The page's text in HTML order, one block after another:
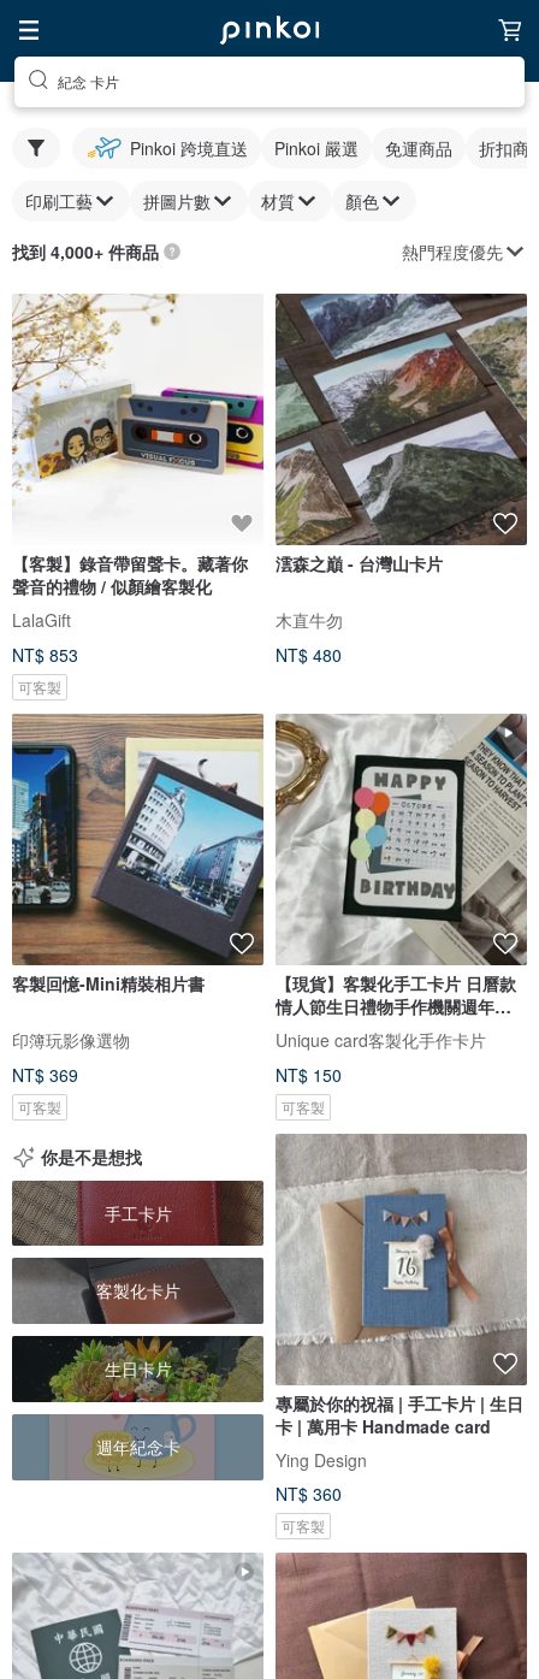
紀念 卡片
Pinkoi 跨境直送 Pinkoi 嚴選 免運商品 折扣商
印刷工藝 拼圖片數 材質 顏色
找到 4,000+ 件商品 熱門程度優先
【客製】錄音帶留聲卡。藏著你
聲音的禮物 / 似顏繪客製化
LalaGift
NT$ 853
可客製
澐森之巔 - 台灣山卡片
木直牛勿
NT$ 480
客製回憶-Mini精裝相片書
印簿玩影像選物
NT$ 369
可客製
【現貨】客製化手工卡片 日曆款
情人節生日禮物手作機關週年紀
念
Unique card客製化手作卡片
NT$ 150
可客製
你是不是想找
手工卡片
客製化卡片
生日卡片
週年紀念卡
專屬於你的祝福 | 手工卡片 | 生日
卡 | 萬用卡 Handmade card
Ying Design
NT$ 360
可客製